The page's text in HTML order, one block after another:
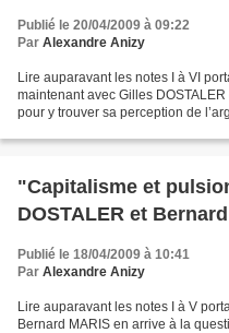
Publié le 20/04/2009 à 09:22
Par Alexandre Anizy
Lire auparavant les notes I à VI
maintenant avec Gilles
pour y trouver sa perception de
"Capitalisme et
DOSTALER et
Publié le 18/04/2009 à 10:41
Par Alexandre Anizy
Lire auparavant les notes I à V
Bernard MARIS en arrive à la